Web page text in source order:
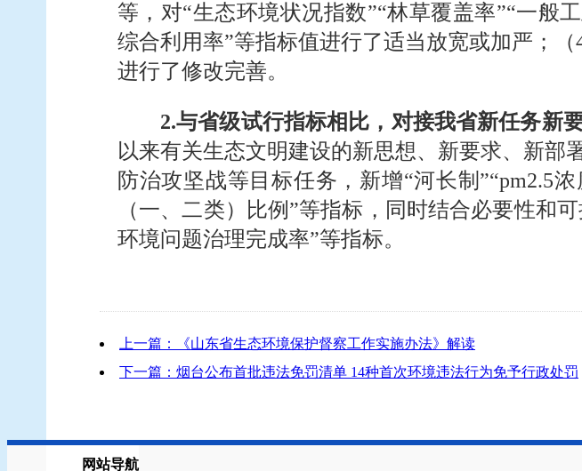
等，对“生态环境状况指数”“林草覆盖率”“一般
综合利用率”等指标值进行了适当放宽或加严；
进行了修改完善。
2.与省级试行指标相比，对接我省新任务新
以来有关生态文明建设的新思想、新要求、新
防治攻坚战等目标任务，新增“河长制”“pm2.5
（一、二类）比例”等指标，同时结合必要性和
环境问题治理完成率”等指标。
上一篇：《山东省生态环境保护督察工作实施办法》解读
下一篇：烟台公布首批违法免罚清单 14种首次环境违法行为免予行政处罚
网站导航